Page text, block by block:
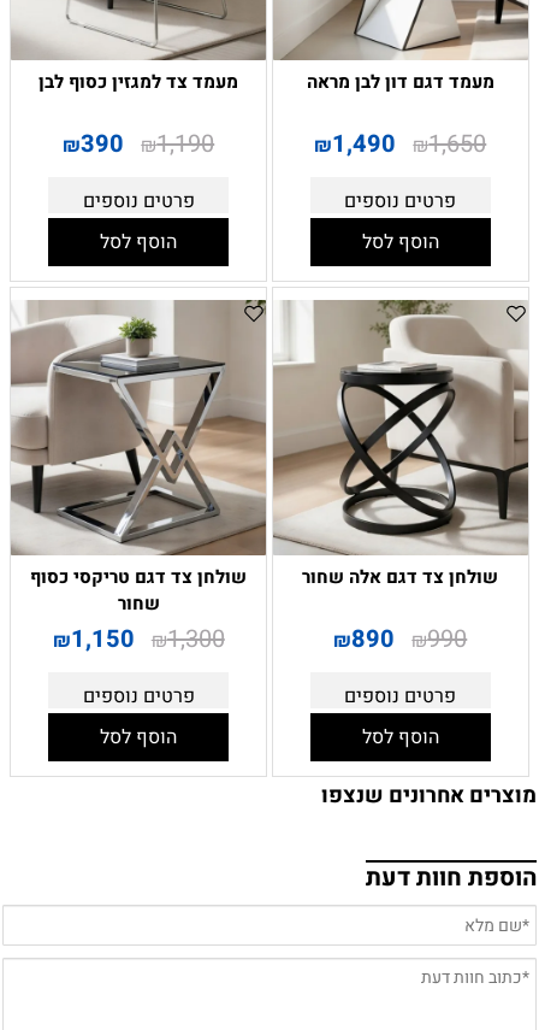
מעמד דגם דון לבן מראה
₪1,650
₪1,490
פרטים נוספים
הוסף לסל
מעמד צד למגזין כסוף לבן
₪1,190
₪390
פרטים נוספים
הוסף לסל
שולחן צד דגם אלה שחור
₪990
₪890
פרטים נוספים
הוסף לסל
שולחן צד דגם טריקסי כסוף
שחור
₪1,300
₪1,150
פרטים נוספים
הוסף לסל
מוצרים אחרונים שנצפו
הוספת חוות דעת